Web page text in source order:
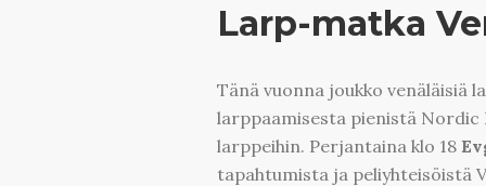
Larp-matka
Tänä vuonna joukko venäläisiä
larppaamisesta pienistä
larppeihin. Perjantaina klo 18
tapahtumista ja peliyhteisöistä